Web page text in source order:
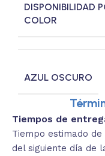
DISPONIBILIDAD
COLOR
AZUL OSCURO
Tiempos de
Tiempo estimado
del siguiente día de